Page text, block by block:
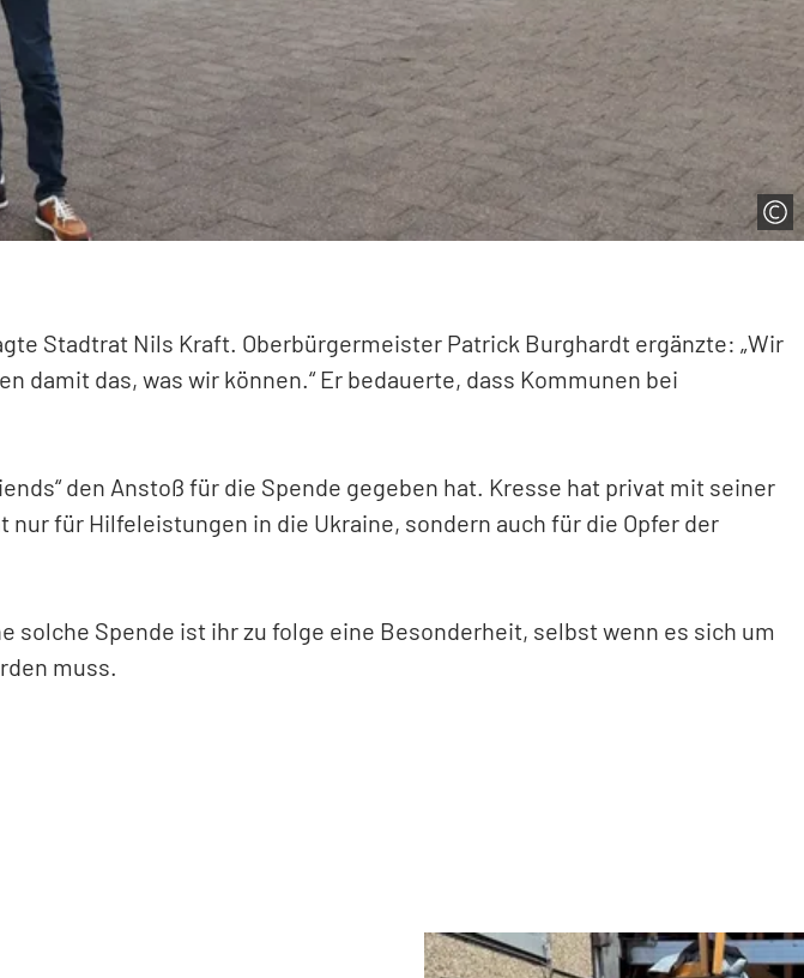
Stadtrat Nils Kraft. Oberbürgermeister Patrick Burghardt ergänzte: „Wir
das, was wir können.“ Er bedauerte, dass Kommunen bei
den Anstoß für die Spende gegeben hat. Kresse hat privat mit seiner
für Hilfeleistungen in die Ukraine, sondern auch für die Opfer der
solche Spende ist ihr zu folge eine Besonderheit, selbst wenn es sich um
muss.